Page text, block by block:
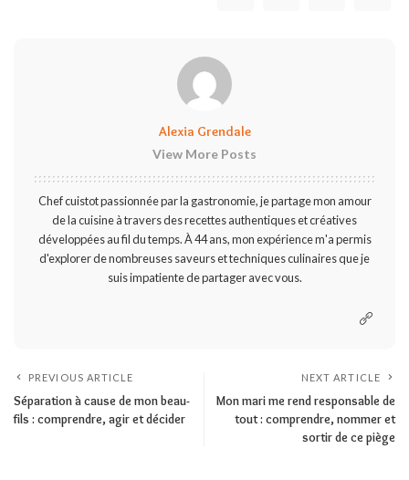
Alexia Grendale
View More Posts
Chef cuistot passionnée par la gastronomie, je partage mon amour
de la cuisine à travers des recettes authentiques et créatives
développées au fil du temps. À 44 ans, mon expérience m'a permis
d'explorer de nombreuses saveurs et techniques culinaires que je
suis impatiente de partager avec vous.
PREVIOUS ARTICLE
Séparation à cause de mon beau-
fils : comprendre, agir et décider
NEXT ARTICLE
Mon mari me rend responsable de
tout : comprendre, nommer et
sortir de ce piège